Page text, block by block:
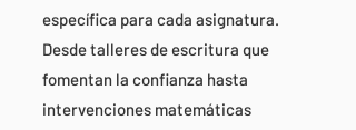
específica para cada asignatura.
Desde talleres de escritura que
fomentan la confianza hasta
intervenciones matemáticas